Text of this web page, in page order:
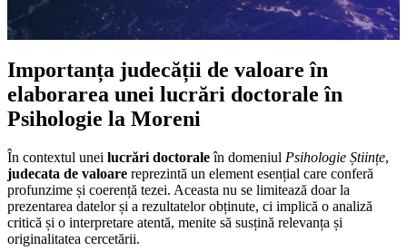
Importanța judecății de valoare în
elaborarea unei lucrări doctorale în
Psihologie la Moreni
În contextul unei lucrări doctoraleîn domeniul Psihologie Științe,
judecata de valoare reprezintă un element esențial care conferă
profunzime și coerență tezei. Aceasta nu se limitează doar la
prezentarea datelor și a rezultatelor obținute, ci implică o analiză
critică și o interpretare atentă, menite să susțină relevanța și
originalitatea cercetării.